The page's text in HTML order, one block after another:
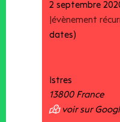
2 septembre
évènement
dates)
Istres
13800 France
voir sur